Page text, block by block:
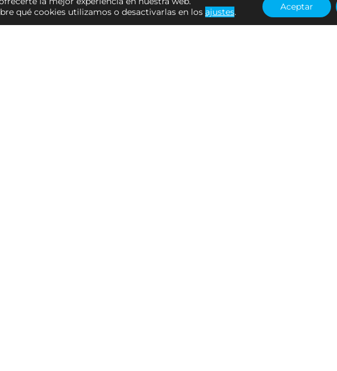
qué cookies utilizamos o desactivarlas en los ajustes. Aceptar